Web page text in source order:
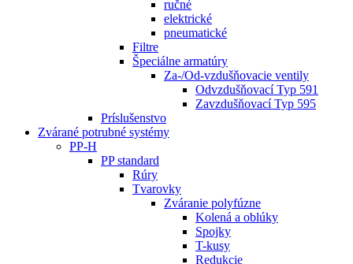
ručné
elektrické
pneumatické
Filtre
Špeciálne armatúry
Za-/Od-vzdušňovacie ventily
Odvzdušňovací Typ 591
Zavzdušňovací Typ 595
Príslušenstvo
Zvárané potrubné systémy
PP-H
PP standard
Rúry
Tvarovky
Zváranie polyfúzne
Kolená a oblúky
Spojky
T-kusy
Redukcie